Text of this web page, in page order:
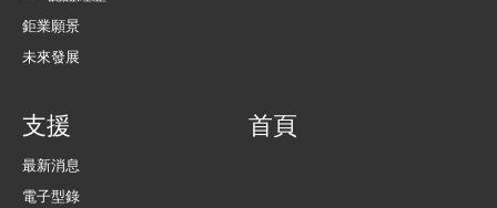
鉅業願景
未來發展
支援
最新消息
電子型錄
首頁